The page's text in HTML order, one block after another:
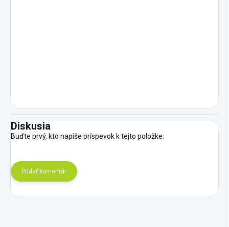
Diskusia
Buďte prvý, kto napíše príspevok k tejto položke.
Pridať komentár